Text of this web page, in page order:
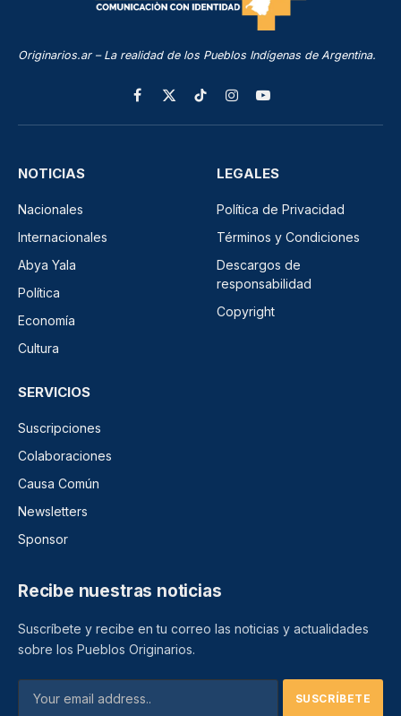
Originarios.ar – La realidad de los Pueblos Indígenas de Argentina.
Facebook
X
(Twitter)
TikTokInstagramYouTube
NOTICIAS
Nacionales
Internacionales
Abya Yala
Política
Economía
Cultura
LEGALES
Política de Privacidad
Términos y Condiciones
Descargos de
responsabilidad
Copyright
SERVICIOS
Suscripciones
Colaboraciones
Causa Común
Newsletters
Sponsor
Recibe nuestras noticias
Suscríbete y recibe en tu correo las noticias y actualidades
sobre los Pueblos Originarios.